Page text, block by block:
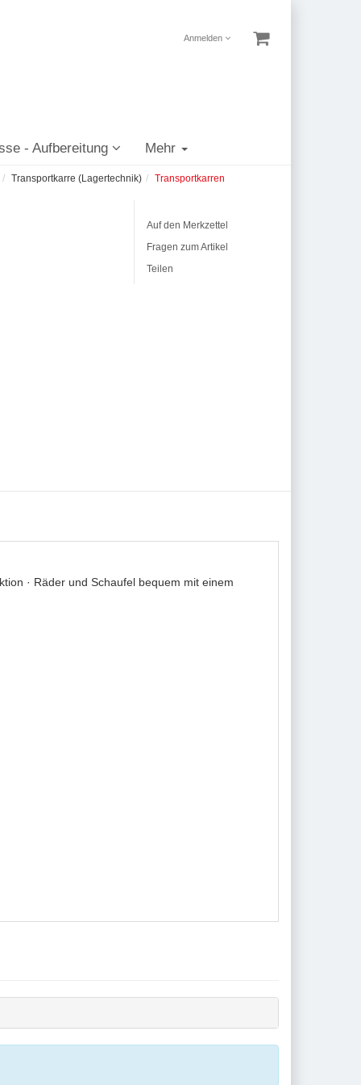
Anmelden
- Aufbereitung Mehr
Transportkarre (Lagertechnik) Transportkarren
Auf den Merkzettel
Fragen zum Artikel
Teilen
· Räder und Schaufel bequem mit einem